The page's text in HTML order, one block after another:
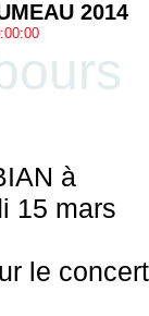
2014
à
15 mars
le concert